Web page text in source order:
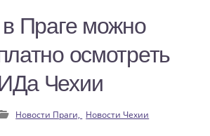
в Праге можно
осмотреть
Чехии
Новости Праги, Новости Чехии